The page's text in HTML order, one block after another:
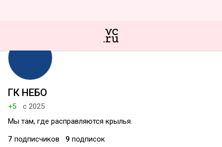
ГК НЕБО
+5
с 2025
Мы там, где расправляются крылья.
7 подписчиков 9 подписок